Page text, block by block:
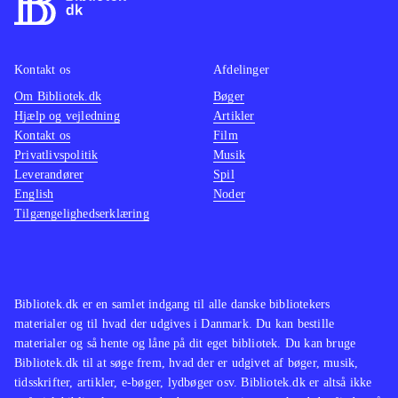
I forhold til rallysportens udbredelse
kendt er Colin Mcrae-udgivelserne,
som fxColin McRae - dirt 2
(Playstation 3). WRC5 er dog eneste
nyere spil med licenserede
rallykørere og biler
Bibliotek.dk er en samlet indgang til alle danske bibliotekers
materialer og til hvad der udgives i Danmark. Du kan bestille
materialer og så hente og låne på dit eget bibliotek. Du kan bruge
Bibliotek.dk til at søge frem, hvad der er udgivet af bøger, musik,
tidsskrifter, artikler, e-bøger, lydbøger osv. Bibliotek.dk er altså ikke
Kontakt os
Om Bibliotek.dk
Hjælp og vejledning
Kontakt os
Privatlivspolitik
Leverandører
English
Tilgængelighedserklæring
Afdelinger
Bøger
Artikler
Film
Musik
Spil
Noder